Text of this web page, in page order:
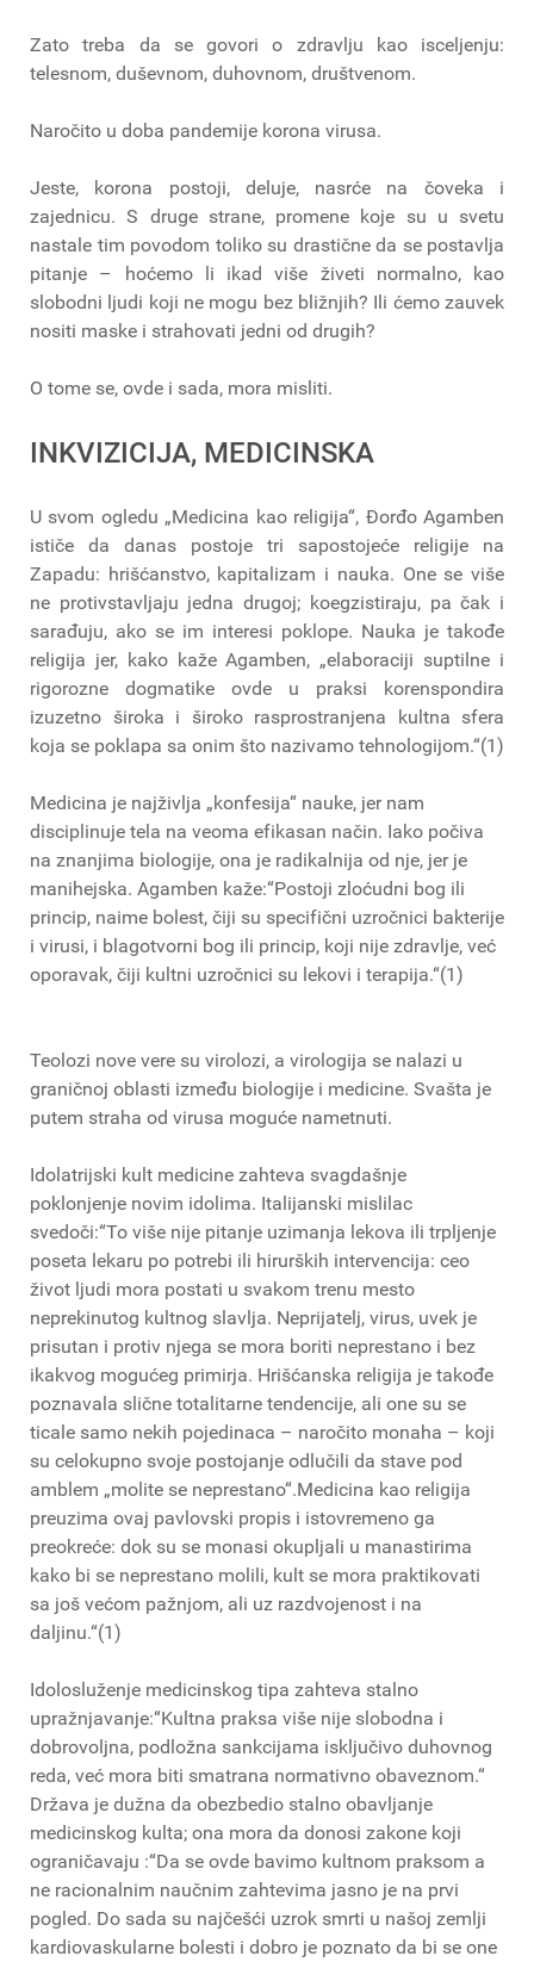
Zato treba da se govori o zdravlju kao isceljenju:
telesnom, duševnom, duhovnom, društvenom.
Naročito u doba pandemije korona virusa.
Jeste, korona postoji, deluje, nasrće na čoveka i
zajednicu. S druge strane, promene koje su u svetu
nastale tim povodom toliko su drastične da se postavlja
pitanje – hoćemo li ikad više živeti normalno, kao
slobodni ljudi koji ne mogu bez bližnjih? Ili ćemo zauvek
nositi maske i strahovati jedni od drugih?
O tome se, ovde i sada, mora misliti.
INKVIZICIJA, MEDICINSKA
U svom ogledu „Medicina kao religija“, Đorđo Agamben
ističe da danas postoje tri sapostojeće religije na
Zapadu: hrišćanstvo, kapitalizam i nauka. One se više
ne protivstavljaju jedna drugoj; koegzistiraju, pa čak i
sarađuju, ako se im interesi poklope. Nauka je takođe
religija jer, kako kaže Agamben, „elaboraciji suptilne i
rigorozne dogmatike ovde u praksi korenspondira
izuzetno široka i široko rasprostranjena kultna sfera
koja se poklapa sa onim što nazivamo tehnologijom.“(1)
Medicina je najživlja „konfesija“ nauke, jer nam
disciplinuje tela na veoma efikasan način. Iako počiva
na znanjima biologije, ona je radikalnija od nje, jer je
manihejska. Agamben kaže:“Postoji zloćudni bog ili
princip, naime bolest, čiji su specifični uzročnici bakterije
i virusi, i blagotvorni bog ili princip, koji nije zdravlje, već
oporavak, čiji kultni uzročnici su lekovi i terapija.“(1)
Teolozi nove vere su virolozi, a virologija se nalazi u
graničnoj oblasti između biologije i medicine. Svašta je
putem straha od virusa moguće nametnuti.
Idolatrijski kult medicine zahteva svagdašnje
poklonjenje novim idolima. Italijanski mislilac
svedoči:“To više nije pitanje uzimanja lekova ili trpljenje
poseta lekaru po potrebi ili hirurških intervencija: ceo
život ljudi mora postati u svakom trenu mesto
neprekinutog kultnog slavlja. Neprijatelj, virus, uvek je
prisutan i protiv njega se mora boriti neprestano i bez
ikakvog mogućeg primirja. Hrišćanska religija je takođe
poznavala slične totalitarne tendencije, ali one su se
ticale samo nekih pojedinaca – naročito monaha – koji
su celokupno svoje postojanje odlučili da stave pod
amblem „molite se neprestano“.Medicina kao religija
preuzima ovaj pavlovski propis i istovremeno ga
preokreće: dok su se monasi okupljali u manastirima
kako bi se neprestano molili, kult se mora praktikovati
sa još većom pažnjom, ali uz razdvojenost i na
daljinu.“(1)
Idolosluženje medicinskog tipa zahteva stalno
upražnjavanje:“Kultna praksa više nije slobodna i
dobrovoljna, podložna sankcijama isključivo duhovnog
reda, već mora biti smatrana normativno obaveznom.“
Država je dužna da obezbedio stalno obavljanje
medicinskog kulta; ona mora da donosi zakone koji
ograničavaju :“Da se ​​ovde bavimo kultnom praksom a
ne racionalnim naučnim zahtevima jasno je na prvi
pogled. Do sada su najčešći uzrok smrti u našoj zemlji
kardiovaskularne bolesti i dobro je poznato da bi se one